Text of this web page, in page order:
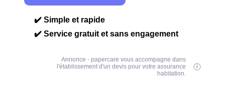
✔️ Simple et rapide
✔️ Service gratuit et sans engagement
Annonce - papercare vous accompagne dans
l'établissement d'un devis pour votre assurance
habitation.